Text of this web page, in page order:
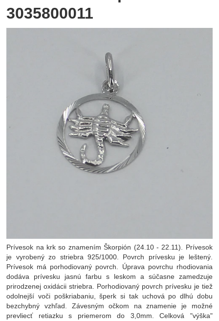
3035800011
Prívesok na krk so znamením Škorpión (24.10 - 22.11). Prívesok
je vyrobený zo striebra 925/1000. Povrch prívesku je leštený.
Prívesok má porhodiovaný povrch. Úprava povrchu rhodiovania
dodáva prívesku jasnú farbu s leskom a súčasne zamedzuje
prirodzenej oxidácii striebra. Porhodiovaný povrch prívesku je tiež
odolnejší voči poškriabaniu, šperk si tak uchová po dlhú dobu
bezchybný vzhľad. Závesným očkom na znamenie je možné
prevliecť retiazku s priemerom do 3,0mm. Celková "výška"